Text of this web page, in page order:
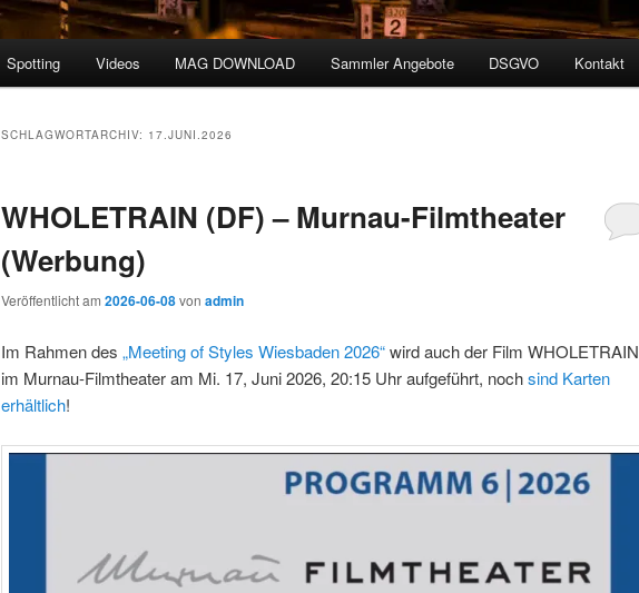
Spotting Videos MAG DOWNLOAD Sammler Angebote DSGVO Kontakt
SCHLAGWORTARCHIV: 17.JUNI.2026
WHOLETRAIN (DF) – Murnau-Filmtheater
(Werbung)
Veröffentlicht am 2026-06-08von admin
Im Rahmen des „Meeting of Styles Wiesbaden 2026“wird auch der Film WHOLETRAIN
im Murnau-Filmtheater am Mi. 17, Juni 2026, 20:15 Uhr aufgeführt, nochsind Karten
erhältlich!